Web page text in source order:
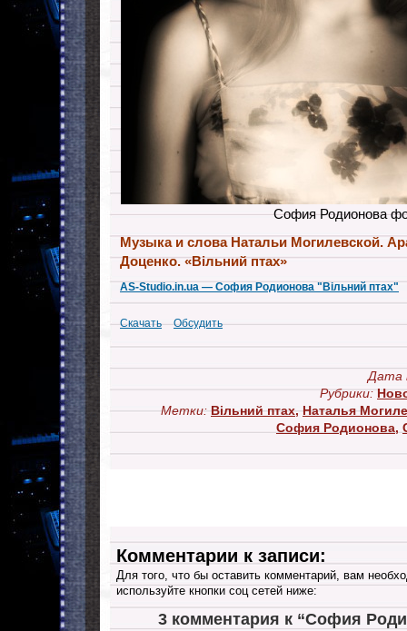
София Родионова
Музыка и слова Натальи Могилевской.
Доценко. «Вільний птах»
AS-Studio.in.ua — София Родионова "Вільний птах"
Скачать Обсудить
Дата
Рубрики:
Метки: Вільний птах,Наталья
София Родионова,
Комментарии к записи:
Для того, что бы оставить комментарий, вам
используйте кнопки соц сетей ниже:
3 комментария к “София